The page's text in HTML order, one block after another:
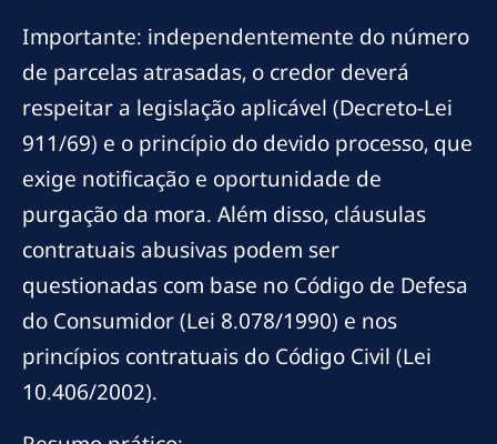
Importante: independentemente do número
de parcelas atrasadas, o credor deverá
respeitar a legislação aplicável (Decreto-Lei
911/69) e o princípio do devido processo, que
exige notificação e oportunidade de
purgação da mora. Além disso, cláusulas
contratuais abusivas podem ser
questionadas com base no Código de Defesa
do Consumidor (Lei 8.078/1990) e nos
princípios contratuais do Código Civil (Lei
10.406/2002).